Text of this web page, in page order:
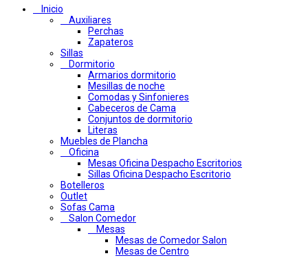
Inicio
Auxiliares
Perchas
Zapateros
Sillas
Dormitorio
Armarios dormitorio
Mesillas de noche
Comodas y Sinfonieres
Cabeceros de Cama
Conjuntos de dormitorio
Literas
Muebles de Plancha
Oficina
Mesas Oficina Despacho Escritorios
Sillas Oficina Despacho Escritorio
Botelleros
Outlet
Sofas Cama
Salon Comedor
Mesas
Mesas de Comedor Salon
Mesas de Centro